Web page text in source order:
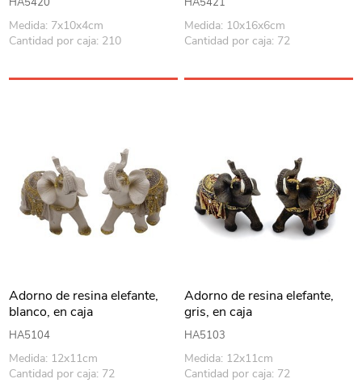
Medida: 7x10x4cm
Cantidad por caja: 210
Medida: 10x16x6cm
Cantidad por caja: 72
Adorno de resina elefante,
blanco, en caja
HA5104
Medida: 12x11cm
Cantidad por caja: 72
Adorno de resina elefante,
gris, en caja
HA5103
Medida: 12x11cm
Cantidad por caja: 72